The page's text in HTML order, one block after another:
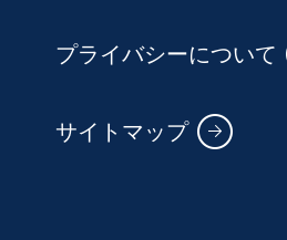
プライバシーについて
サイトマップ